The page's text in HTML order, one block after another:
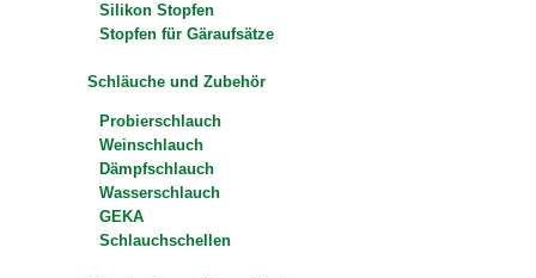
Silikon Stopfen
Stopfen für Gäraufsätze
Schläuche und Zubehör
Probierschlauch
Weinschlauch
Dämpfschlauch
Wasserschlauch
GEKA
Schlauchschellen